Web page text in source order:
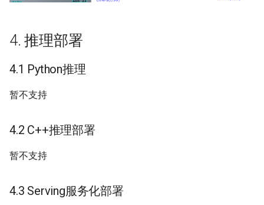
4. 推理部署
4.1 Python推理
暂不支持
4.2 C++推理部署
暂不支持
4.3 Serving服务化部署